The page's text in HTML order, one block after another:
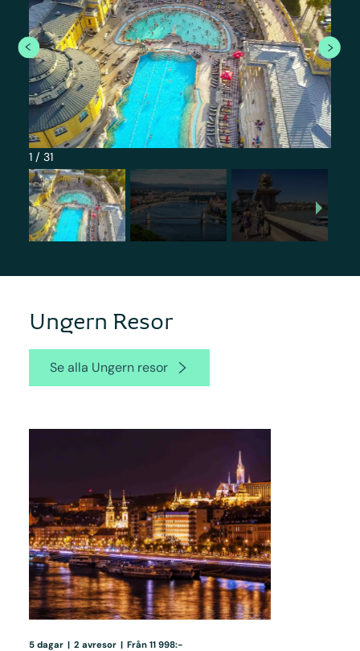
1/ 31
Ungern Resor
Se alla Ungern resor
5 dagar | 2 avresor | Från 11 998:-